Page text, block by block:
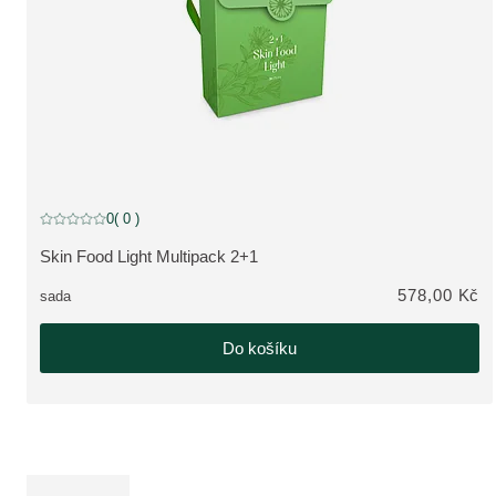
ZOBRAZIT PRODUKT:
Skin Food Light Multipack 2+1
Aktuální hodnocení: 0 z 5 hvězdiček hodnoceno 0 zákazníky
0( 0 )
sada 578,00 Kč
Do košíku